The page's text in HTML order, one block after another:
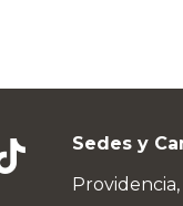
Sedes y